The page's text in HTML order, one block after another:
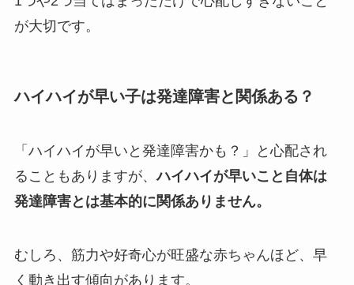
が大切です。
ハイハイが早い子は発達障害と関係ある？
「ハイハイが早いと発達障害かも？」と心配され
ることもありますが、ハイハイが早いこと自体は
発達障害とは基本的に関係ありません。
むしろ、筋力や好奇心が旺盛な赤ちゃんほど、早
く動き出す傾向があります。